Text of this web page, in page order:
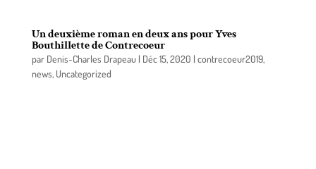
Un deuxième roman en deux ans pour Yves
Bouthillette de Contrecoeur
par Denis-Charles Drapeau| Déc 15, 2020 | contrecoeur2019,
news, Uncategorized